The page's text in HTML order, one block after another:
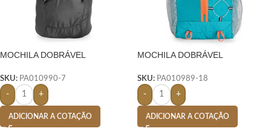
MOCHILA DOBRÁVEL
SKU: PA010990-7
- +
ADICIONAR A COTAÇÃO
MOCHILA DOBRÁVEL
SKU: PA010989-18
- +
ADICIONAR A COTAÇÃO